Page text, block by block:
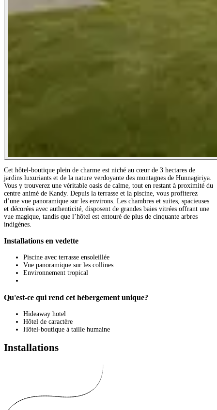
Cet hôtel-boutique plein de charme est niché au cœur de 3 hectares de
jardins luxuriants et de la nature verdoyante des montagnes de Hunnagiriya.
Vous y trouverez une véritable oasis de calme, tout en restant à proximité du
centre animé de Kandy. Depuis la terrasse et la piscine, vous profiterez
d’une vue panoramique sur les environs. Les chambres et suites, spacieuses
et décorées avec authenticité, disposent de grandes baies vitrées offrant une
vue magique, tandis que l’hôtel est entouré de plus de cinquante arbres
indigènes.
Installations en vedette
Piscine avec terrasse ensoleillée
Vue panoramique sur les collines
Environnement tropical
Qu'est-ce qui rend cet hébergement unique?
Hideaway hotel
Hôtel de caractère
Hôtel-boutique à taille humaine
Installations